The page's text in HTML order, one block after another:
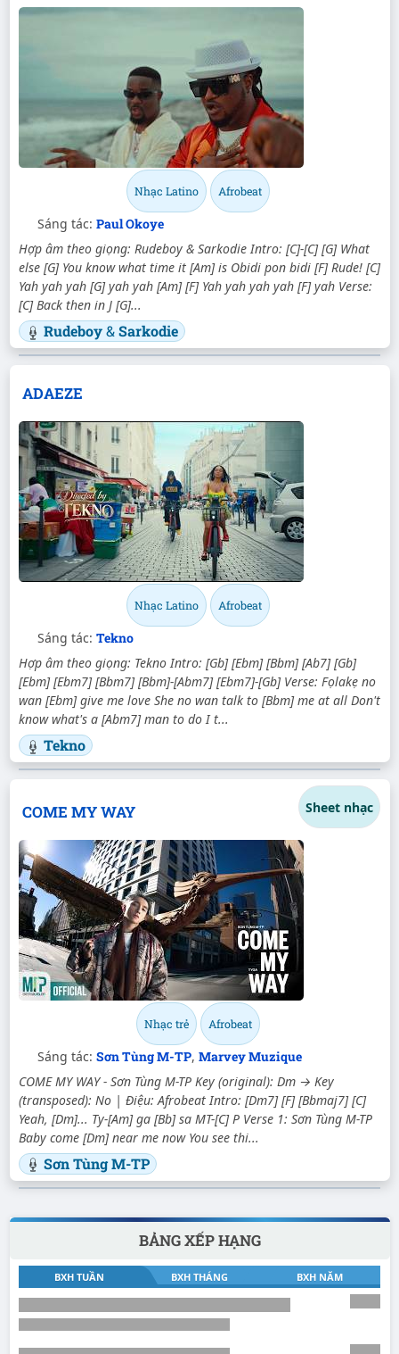
Nhạc Latino Afrobeat
Sáng tác: Paul Okoye
Hợp âm theo giọng: Rudeboy & Sarkodie Intro: [C]-[C] [G] What
else [G] You know what time it [Am] is Obidi pon bidi [F] Rude! [C]
Yah yah yah [G] yah yah [Am] [F] Yah yah yah yah [F] yah Verse:
[C] Back then in J [G]...
Rudeboy&Sarkodie
ADAEZE
Nhạc Latino Afrobeat
Sáng tác: Tekno
Hợp âm theo giọng: Tekno Intro: [Gb] [Ebm] [Bbm] [Ab7] [Gb]
[Ebm] [Ebm7] [Bbm7] [Bbm]-[Abm7] [Ebm7]-[Gb] Verse: Fọlakẹ no
wan [Ebm] give me love She no wan talk to [Bbm] me at all Don't
know what's a [Abm7] man to do I t...
Tekno
COME MY WAY Sheet nhạc
Nhạc trẻ Afrobeat
Sáng tác: Sơn Tùng M-TP, Marvey Muzique
COME MY WAY - Sơn Tùng M-TP Key (original): Dm → Key
(transposed): No | Điệu: Afrobeat Intro: [Dm7] [F] [Bbmaj7] [C]
Yeah, [Dm]... Ty-[Am] ga [Bb] sa MT-[C] P Verse 1: Sơn Tùng M-TP
Baby come [Dm] near me now You see thi...
Sơn Tùng M-TP
BẢNG XẾP HẠNG
BXH TUẦN BXH THÁNG BXH NĂM